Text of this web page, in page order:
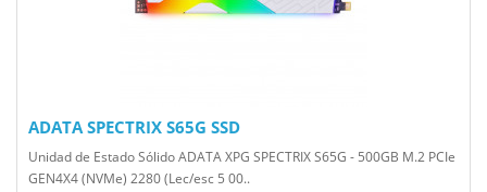
ADATA SPECTRIX S65G SSD
Unidad de Estado Sólido ADATA XPG SPECTRIX S65G - 500GB M.2 PCIe
GEN4X4 (NVMe) 2280 (Lec/esc 5 00..